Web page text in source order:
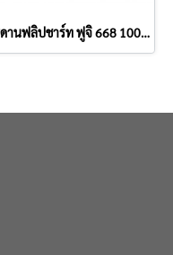
กระดานฟลิปชาร์ท ฟูจิ 668 100x70cm ซม.